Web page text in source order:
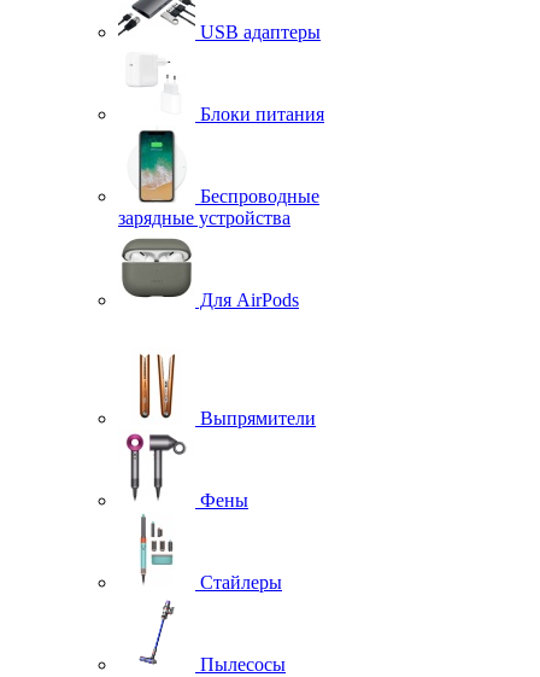
USB адаптеры
Блоки питания
Беспроводные
зарядные устройства
Для AirPods
Выпрямители
Фены
Стайлеры
Пылесосы